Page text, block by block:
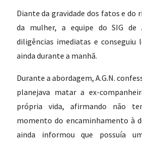
Diante da gravidade dos fatos e do
da mulher, a equipe do SIG de
diligências imediatas e conseguiu
ainda durante a manhã.
Durante a abordagem, A.G.N.
planejava matar a ex-
própria vida, afirmando não
momento do encaminhamento à
ainda informou que possuía